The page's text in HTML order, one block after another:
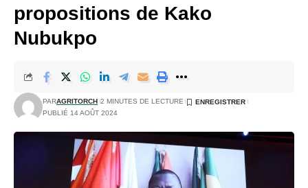
propositions de Kako
Nubukpo
PARAGRITORCH 2 MINUTES DE LECTURE
PUBLIÉ 14 AOÛT 2024